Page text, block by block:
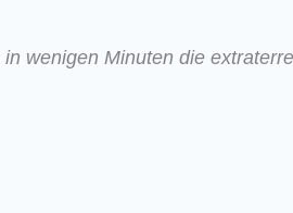
wenigen Minuten die